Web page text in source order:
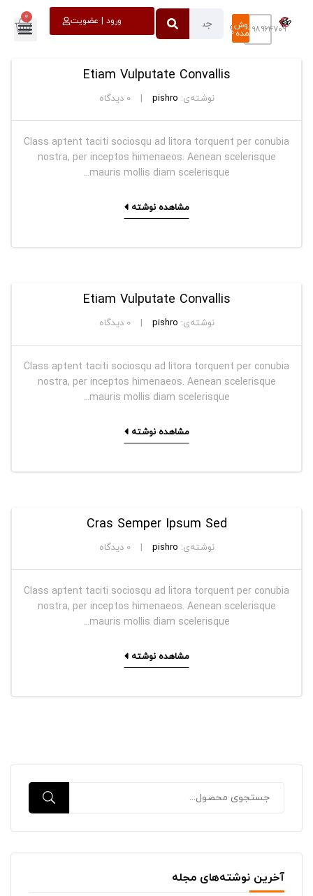
۰۹۳۹۸۹۶۴۷۰۹
فروش
عمده
ورود | عضویت 0
آخرین نوشته‌های مجله
Etiam Vulputate Convallis
نوشته‌ی: pishro دیدگاه
Class aptent taciti sociosqu ad litora torquent per conubia
nostra, per inceptos himenaeos. Aenean scelerisque
mauris mollis diam scelerisque...
مشاهده نوشته
Etiam Vulputate Convallis
نوشته‌ی: pishro دیدگاه
Class aptent taciti sociosqu ad litora torquent per conubia
nostra, per inceptos himenaeos. Aenean scelerisque
mauris mollis diam scelerisque...
مشاهده نوشته
Cras Semper Ipsum Sed
نوشته‌ی: pishro دیدگاه
Class aptent taciti sociosqu ad litora torquent per conubia
nostra, per inceptos himenaeos. Aenean scelerisque
mauris mollis diam scelerisque...
مشاهده نوشته